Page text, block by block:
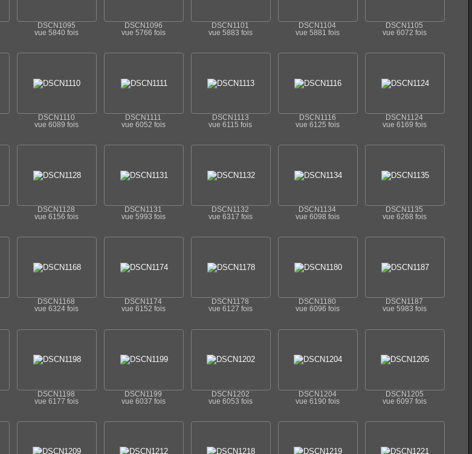
DSCN1095
vue 5840 fois
DSCN1096
vue 5766 fois
DSCN1101
vue 5883 fois
DSCN1104
vue 5881 fois
DSCN1105
vue 6072 fois
DSCN1110
vue 6089 fois
DSCN1111
vue 6052 fois
DSCN1113
vue 6115 fois
DSCN1116
vue 6125 fois
DSCN1124
vue 6169 fois
DSCN1128
vue 6156 fois
DSCN1131
vue 5993 fois
DSCN1132
vue 6317 fois
DSCN1134
vue 6098 fois
DSCN1135
vue 6268 fois
DSCN1168
vue 6324 fois
DSCN1174
vue 6152 fois
DSCN1178
vue 6127 fois
DSCN1180
vue 6096 fois
DSCN1187
vue 5983 fois
DSCN1198
vue 6177 fois
DSCN1199
vue 6037 fois
DSCN1202
vue 6053 fois
DSCN1204
vue 6190 fois
DSCN1205
vue 6097 fois